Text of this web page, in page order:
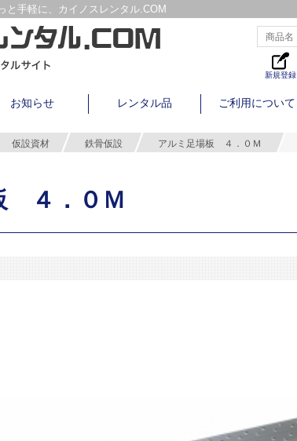
と手軽に、カイノスレンタル.COM
新規登録
お知らせ レンタル品 ご利用について
仮設資材 鉄骨仮設 アルミ足場板 ４．０Ｍ
４．０Ｍ